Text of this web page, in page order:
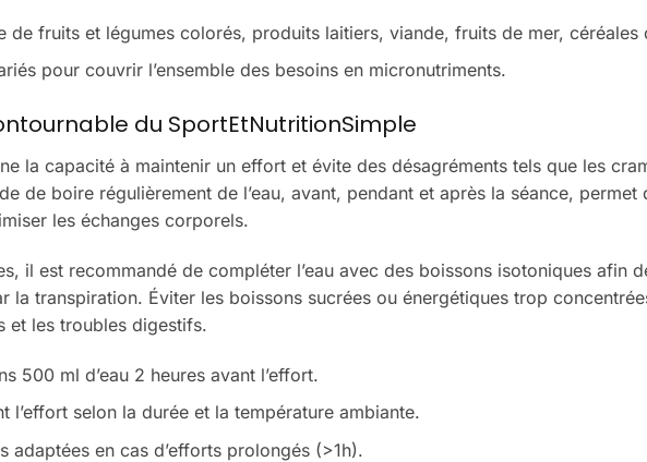
de fruits et légumes colorés, produits laitiers, viande, fruits de mer, céréales
pour couvrir l’ensemble des besoins en micronutriments.
du SportEtNutritionSimple
la capacité à maintenir un effort et évite des désagréments tels que les
de boire régulièrement de l’eau, avant, pendant et après la séance, permet
les échanges corporels.
il est recommandé de compléter l’eau avec des boissons isotoniques afin
la transpiration. Éviter les boissons sucrées ou énergétiques trop
et les troubles digestifs.
500 ml d’eau 2 heures avant l’effort.
l’effort selon la durée et la température ambiante.
adaptées en cas d’efforts prolongés (>1h).